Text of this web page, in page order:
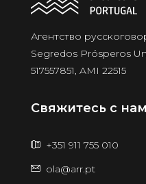
Агентство
Segredos Prósperos
517557851, AMI 22515
Свяжитесь с
+351 911 755 010
ola@arr.pt